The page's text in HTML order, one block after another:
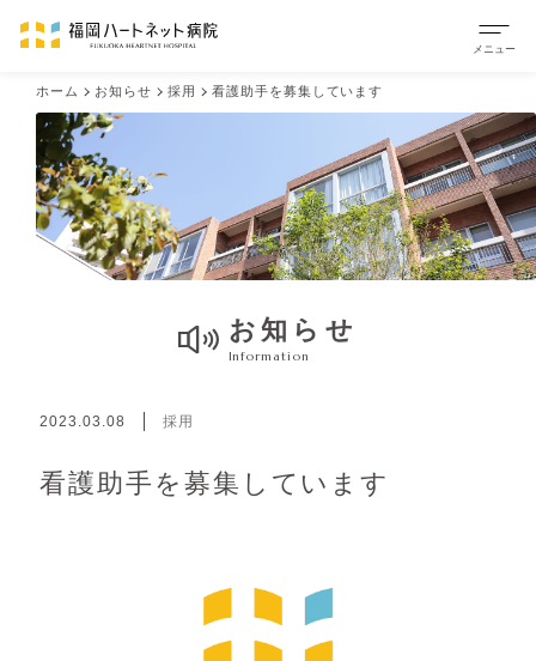
ホーム お知らせ 採用 看護助手を募集しています
お知らせ
Information
2023.03.08 採用
看護助手を募集しています